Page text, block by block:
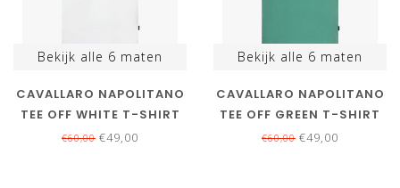
Bekijk alle 6 maten
CAVALLARO NAPOLITANO
TEE OFF WHITE T-SHIRT
RONDE HALS
€60,00 €49,00
Bekijk alle 6 maten
CAVALLARO NAPOLITANO
TEE OFF GREEN T-SHIRT
RONDE HALS
€60,00 €49,00